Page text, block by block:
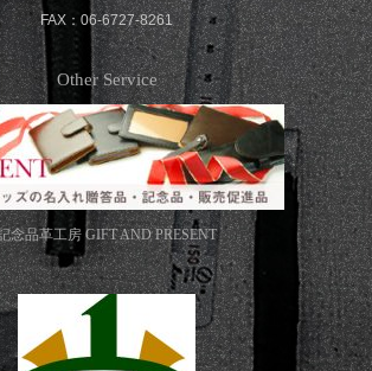
FAX：06-6727-8261
Other Service
念品革工房 GIFT AND PRESENT